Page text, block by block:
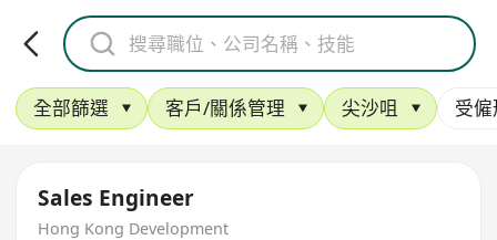
全部篩選 客戶/關係管理 尖沙咀 受
Sales Engineer
Hong Kong Development